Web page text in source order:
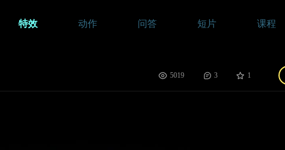
特效 动作 问答 短片 课程
5019 3 1